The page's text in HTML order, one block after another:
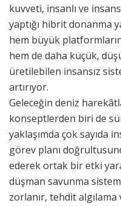
kuvveti, insanlı ve
yaptığı hibrit donanma
hem büyük
hem de daha küçük,
üretilebilen insansız
artırıyor.
Geleceğin deniz
konseptlerden biri de
yaklaşımda çok sayıda
görev planı
ederek ortak bir etki
düşman savunma
zorlanır, tehdit